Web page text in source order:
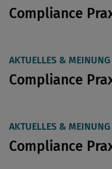
Compliance
AKTUELLES & MEINUNG
Compliance
AKTUELLES & MEINUNG
Compliance